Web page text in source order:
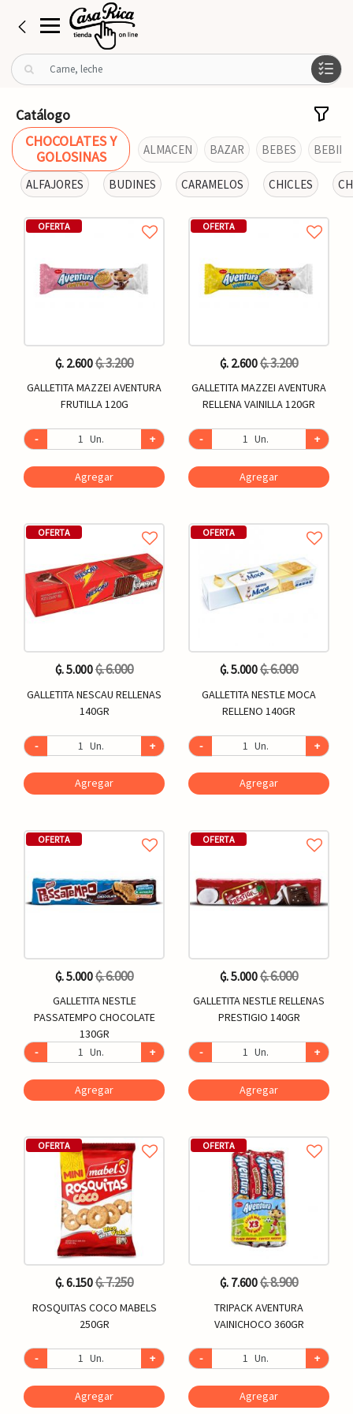
B
u
r
p
Catálogo
CHOCOLATES Y
GOLOSINAS
ALMACEN BAZAR BEBES
ALFAJORES BUDINES CARAMELOS CHICLES
OFERTA
₲. 2.600₲. 3.200
GALLETITA MAZZEI AVENTURA
FRUTILLA 120G
- Un. +
Agregar
OFERTA
₲. 2.600₲. 3.200
GALLETITA MAZZEI AVENTURA
RELLENA VAINILLA 120GR
- Un. +
Agregar
OFERTA
₲. 5.000₲. 6.000
GALLETITA NESCAU RELLENAS
140GR
- Un. +
Agregar
OFERTA
₲. 5.000₲. 6.000
GALLETITA NESTLE MOCA
RELLENO 140GR
- Un. +
Agregar
OFERTA
₲. 5.000₲. 6.000
GALLETITA NESTLE
PASSATEMPO CHOCOLATE
130GR
-
Un. +
Agregar
OFERTA
₲. 5.000₲. 6.000
GALLETITA NESTLE RELLENAS
PRESTIGIO 140GR
- Un. +
Agregar
OFERTA
₲. 6.150₲. 7.250
ROSQUITAS COCO MABELS
250GR
- Un. +
Agregar
OFERTA
₲. 7.600₲. 8.900
TRIPACK AVENTURA
VAINICHOCO 360GR
- Un. +
Agregar